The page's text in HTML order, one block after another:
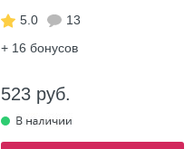
5.0
13
+ 16 бонусов
523 руб.